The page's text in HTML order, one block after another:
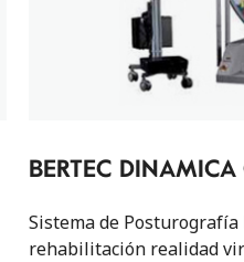
BERTEC
Sistema de
rehabilitación realidad